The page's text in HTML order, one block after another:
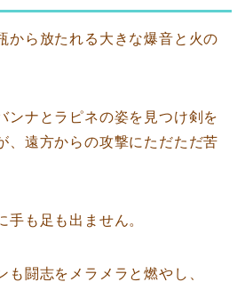
から放たれる大きな爆音と火の
ンナとラピネの姿を見つけ剣を
、遠方からの攻撃にただただ苦
手も足も出ません。
も闘志をメラメラと燃やし、